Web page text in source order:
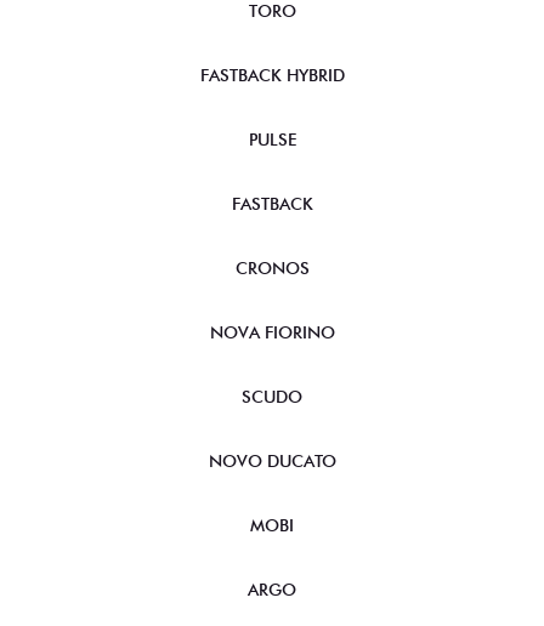
TORO
FASTBACK HYBRID
PULSE
FASTBACK
CRONOS
NOVA FIORINO
SCUDO
NOVO DUCATO
MOBI
ARGO